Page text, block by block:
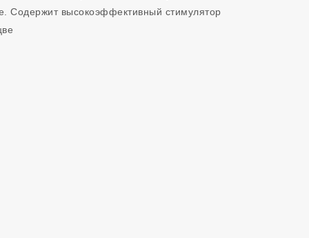
Содержит высокоэффективный стимулятор